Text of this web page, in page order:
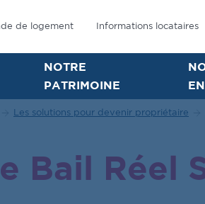
de logement Informations locataires
NOTRE
PATRIMOINE
Les solutions pour devenir propriétaire
Bail Réel